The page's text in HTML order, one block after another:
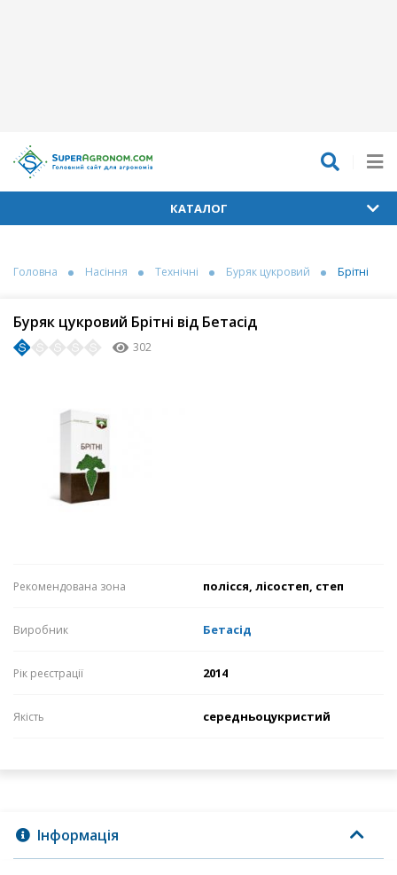
КАТАЛОГ
Головна Насіння Технічні Буряк цукровий Брітні
Буряк цукровий Брітні від Бетасід
302
Рекомендована зона полісся, лісостеп, степ
Виробник Бетасід
Рік реєстрації 2014
Якість середньоцукристий
Інформація